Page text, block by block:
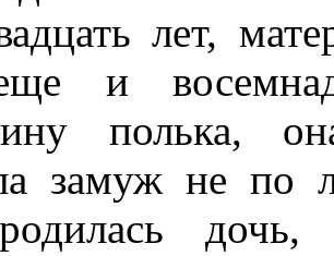
лет,
и
полька,
замуж не по